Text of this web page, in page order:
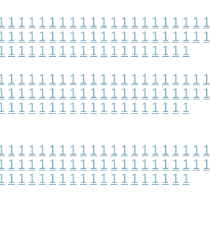
1 1 1 1 1 1 1 1 1 1 1 1 1 1 1 1 1 1 1 1
1 1 1 1 1 1 1 1 1 1 1 1 1 1 1 1 1 1 1 1
1 1 1 1 1 1 1 1 1 1 1 1 1 1 1 1 1 1
1 1 1 1 1 1 1 1 1 1 1 1 1 1 1 1 1 1 1 1
1 1 1 1 1 1 1 1 1 1 1 1 1 1 1 1 1 1 1 1
1 1 1 1 1 1 1 1 1 1 1 1 1 1 1 1 1 1
1 1 1 1 1 1 1 1 1 1 1 1 1 1 1 1 1 1 1 1
1 1 1 1 1 1 1 1 1 1 1 1 1 1 1 1 1 1 1 1
1 1 1 1 1 1 1 1 1 1 1 1 1 1 1 1 1 1